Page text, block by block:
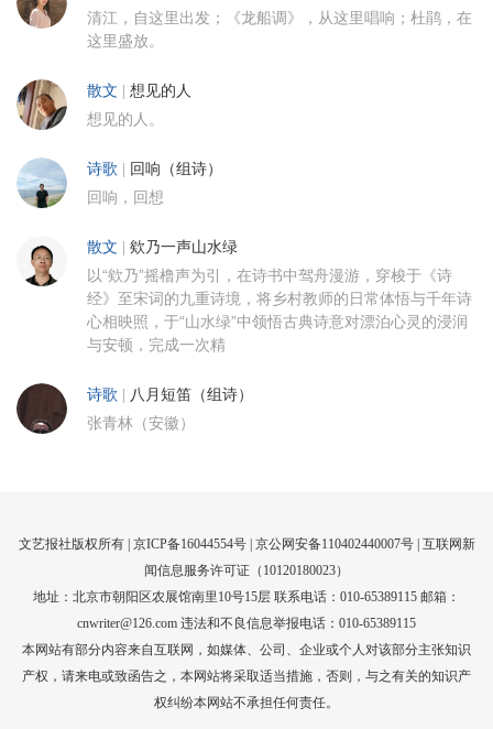
清江，自这里出发；《龙船调》，从这里唱响；杜鹃，在
这里盛放。
散文 想见的人
想见的人。
诗歌 回响（组诗）
回响，回想
散文 欸乃一声山水绿
以“欸乃”摇橹声为引，在诗书中驾舟漫游，穿梭于《诗
经》至宋词的九重诗境，将乡村教师的日常体悟与千年诗
心相映照，于“山水绿”中领悟古典诗意对漂泊心灵的浸润
与安顿，完成一次精
诗歌 八月短笛（组诗）
张青林（安徽）
文艺报社版权所有 | 京ICP备16044554号| 京公网安备110402440007号 | 互联网新
闻信息服务许可证（10120180023）
地址：北京市朝阳区农展馆南里10号15层 联系电话：010-65389115 邮箱：
cnwriter@126.com 违法和不良信息举报电话：010-65389115
本网站有部分内容来自互联网，如媒体、公司、企业或个人对该部分主张知识
产权，请来电或致函告之，本网站将采取适当措施，否则，与之有关的知识产
权纠纷本网站不承担任何责任。